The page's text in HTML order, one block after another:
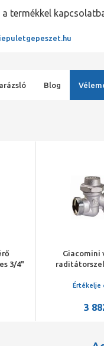
a termékkel
Blog
3/4"
Giacomini
Értékelje
3